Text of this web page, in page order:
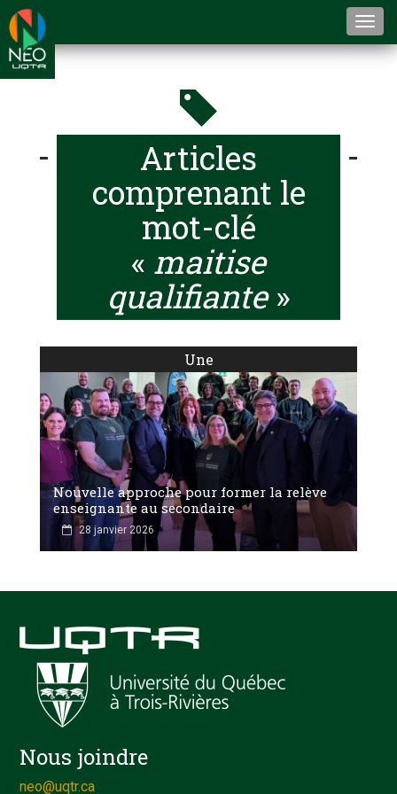
Articles
comprenant le
mot-clé
« maitise
qualifiante»
Une
Nouvelle approche pour former la relève
enseignante au secondaire
28 janvier 2026
Nous joindre
neo@uqtr.ca